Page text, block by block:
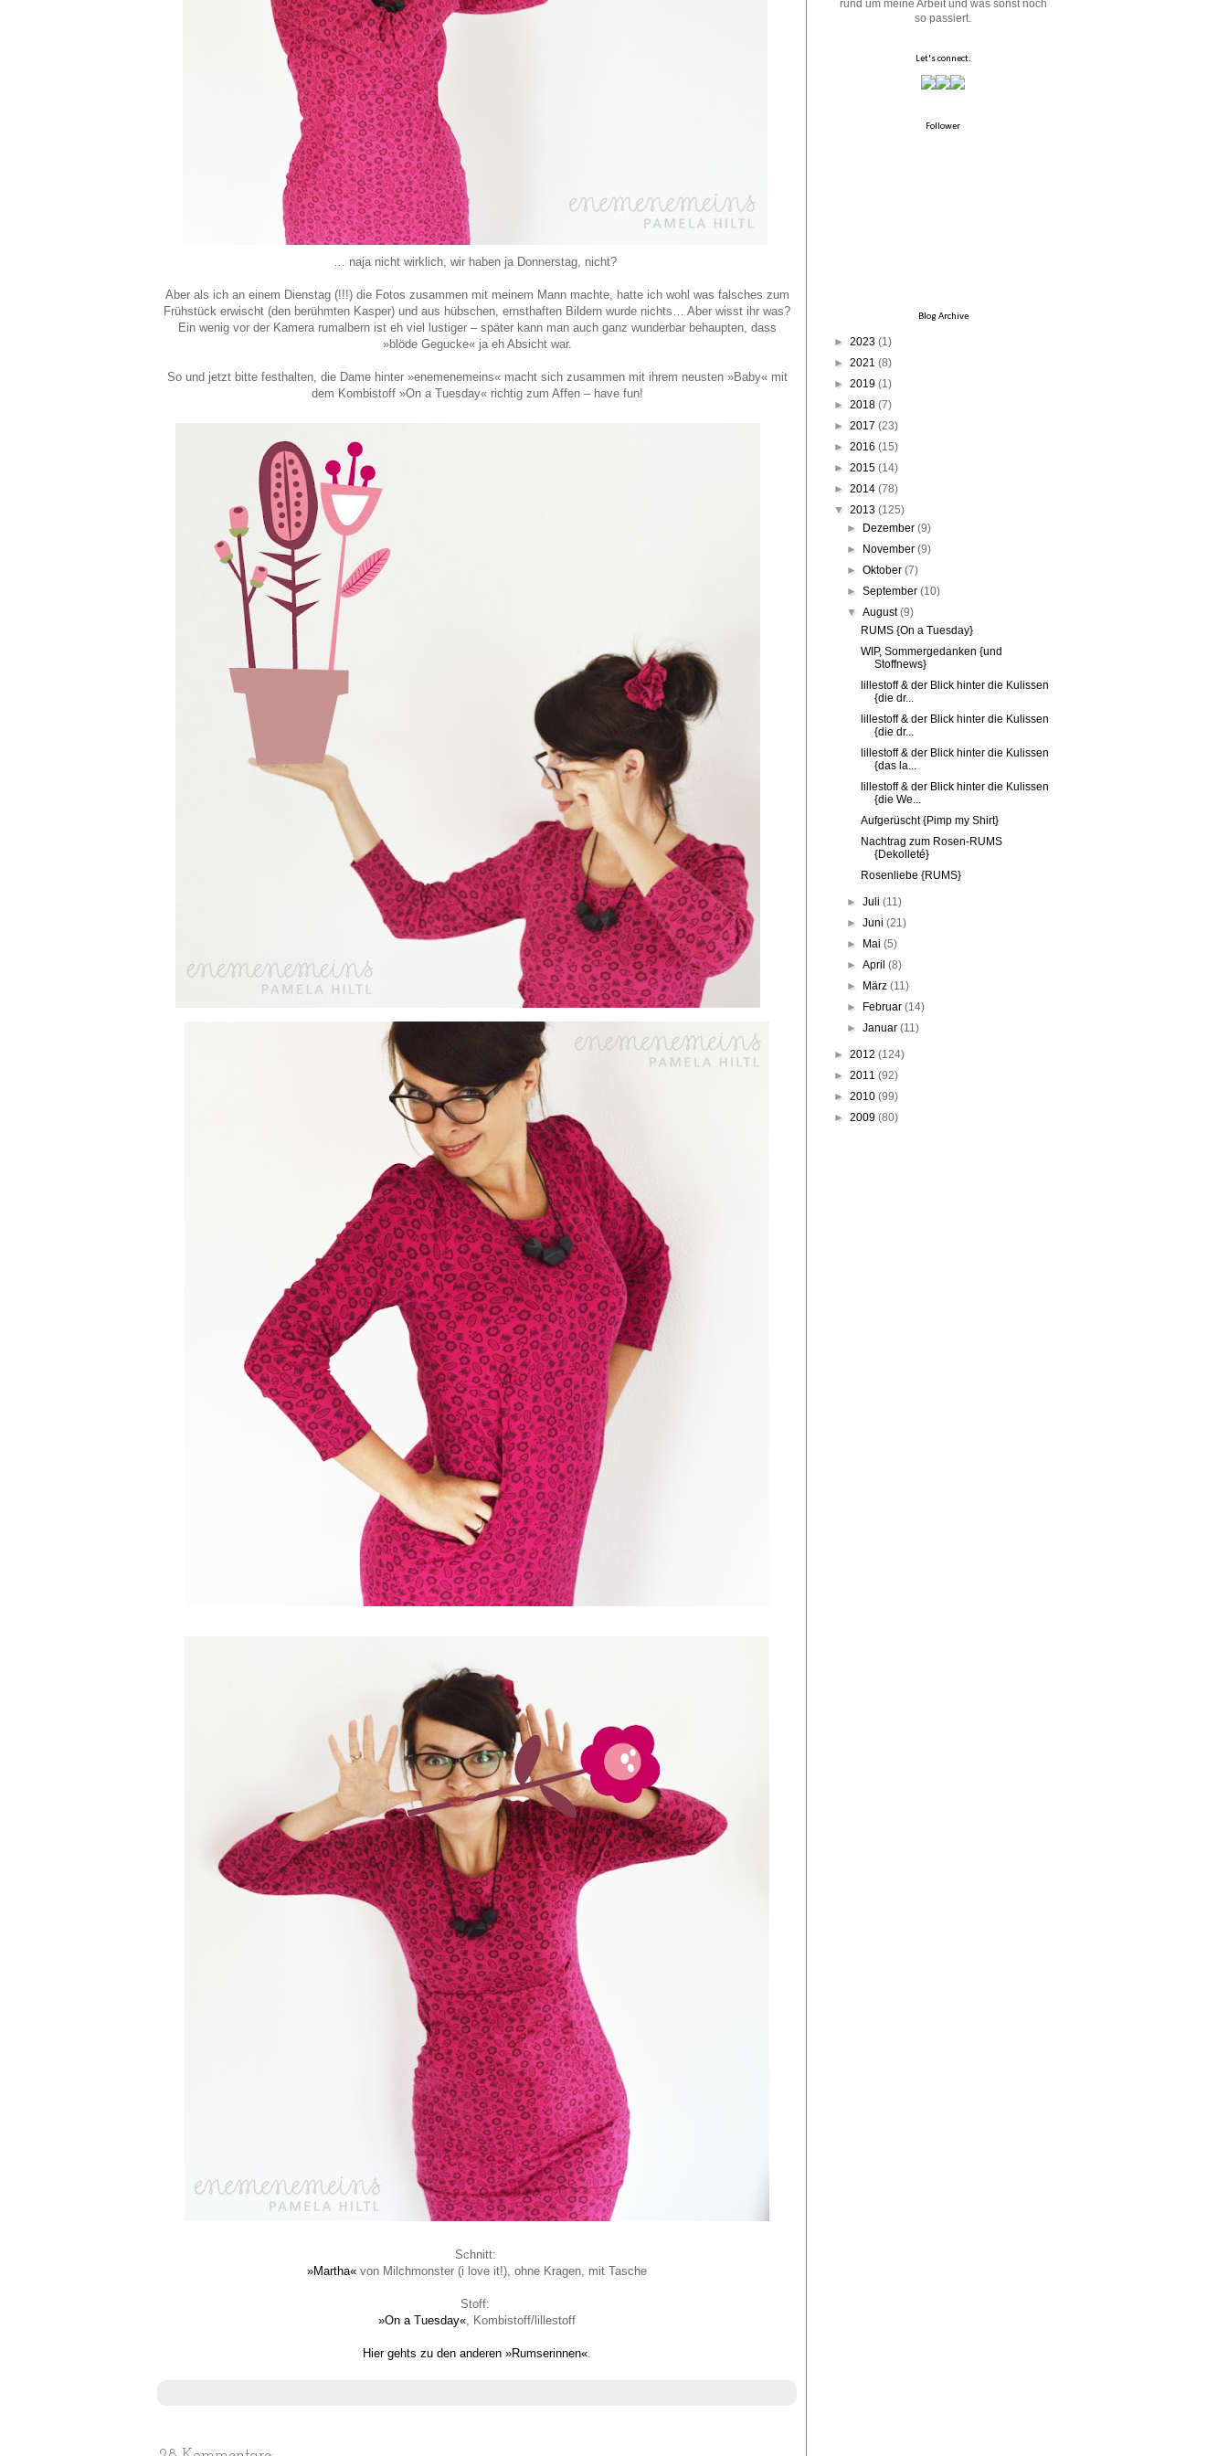
… naja nicht wirklich, wir haben ja Donnerstag, nicht?
Aber als ich an einem Dienstag (!!!) die Fotos zusammen mit meinem Mann machte, hatte ich wohl was falsches zum
Frühstück erwischt (den berühmten Kasper) und aus hübschen, ernsthaften Bildern wurde nichts… Aber wisst ihr was?
Ein wenig vor der Kamera rumalbern ist eh viel lustiger – später kann man auch ganz wunderbar behaupten, dass
»blöde Gegucke« ja eh Absicht war.
So und jetzt bitte festhalten, die Dame hinter »enemenemeins« macht sich zusammen mit ihrem neusten »Baby« mit
dem Kombistoff »On a Tuesday« richtig zum Affen – have fun!
Schnitt:
»Martha« von Milchmonster (i love it!), ohne Kragen, mit Tasche
Stoff:
»On a Tuesday« , Kombistoff/lillestoff
Hier gehts zu den anderen »Rumserinnen«
rund um meine Arbeit und was sonst noch
so passiert.
Let's connect.
Follower
Blog Archive
► 2023 (1)
► 2021 (8)
► 2019 (1)
► 2018 (7)
► 2017 (23)
► 2016 (15)
► 2015 (14)
► 2014 (78)
▼ 2013 (125)
►
Dezember (9)
►
November (9)
►Oktober (7)
►September (10)
▼ August (9)
RUMS {On a Tuesday}
WIP, Sommergedanken {und
Stoffnews}
lillestoff & der Blick hinter die Kulissen
{die dr...
lillestoff & der Blick hinter die Kulissen
{die dr...
lillestoff & der Blick hinter die Kulissen
{das la...
lillestoff & der Blick hinter die Kulissen
{die We...
Aufgerüscht {Pimp my Shirt}
Nachtrag zum Rosen-RUMS
{Dekolleté}
Rosenliebe {RUMS}
►Juli (11)
►Juni (21)
►
Mai (5)
►April (8)
►
März (11)
►
Februar (14)
►Januar (11)
► 2012 (124)
► 2011 (92)
► 2010 (99)
► 2009 (80)